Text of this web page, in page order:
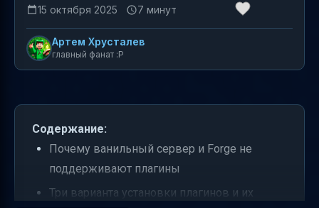
15 октября 2025 7 минут
Артем Хрусталев
главный фанат :P
Содержание:
Почему ванильный сервер и Forge не
поддерживают плагины
Три варианта установки плагинов и их